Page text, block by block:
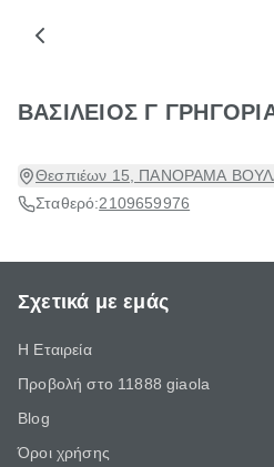
ΒΑΣΙΛΕΙΟΣ Γ
Θεσπιέων 15, ΠΑΝΟΡΑΜΑ
Σταθερό:2109659976
Σχετικά με εμάς
Η Εταιρεία
Προβολή στο 11888 giaola
Blog
Όροι χρήσης